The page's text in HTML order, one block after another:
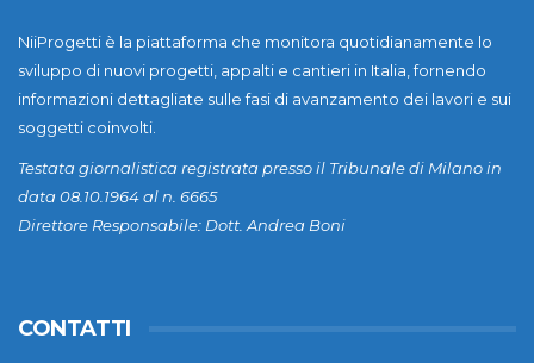
NiiProgetti è la piattaforma che monitora quotidianamente lo
sviluppo di nuovi progetti, appalti e cantieri in Italia, fornendo
informazioni dettagliate sulle fasi di avanzamento dei lavori e sui
soggetti coinvolti.
Testata giornalistica registrata presso il Tribunale di Milano in
data 08.10.1964 al n. 6665
Direttore Responsabile: Dott. Andrea Boni
CONTATTI